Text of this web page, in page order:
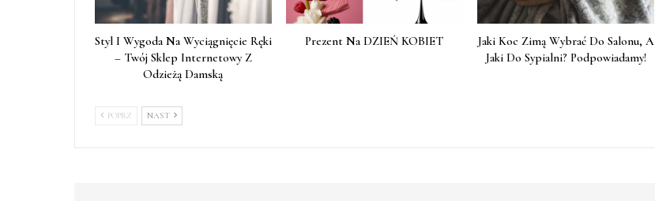
Styl I Wygoda Na Wyciągnięcie Ręki
– Twój Sklep Internetowy Z
Odzieżą Damską
Prezent Na DZIEŃ KOBIET
Jaki Koc Zimą Wybrać Do Salonu, A
Jaki Do Sypialni? Podpowiadamy!
POPRZ NAST